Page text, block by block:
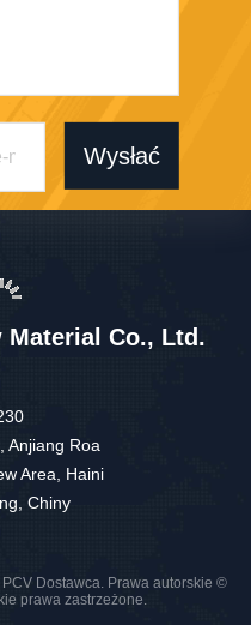
Wysłać
Material Co., Ltd.
Anjiang Roa
Area, Haini
Chiny
Dostawca. Prawa autorskie ©
prawa zastrzeżone.